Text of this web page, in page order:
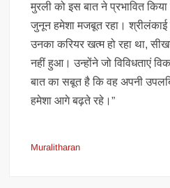
मुरली को इस बात ने प्रभावित
जुनून हमेशा मजबूत रहा। श्रीलंकाई
उनका करियर खत्म हो रहा था,
नहीं हुआ। उन्होंने जो विविधताएं
बात का सबूत है कि वह अपनी
हमेशा आगे बढ़ते रहे।”
Muralitharan